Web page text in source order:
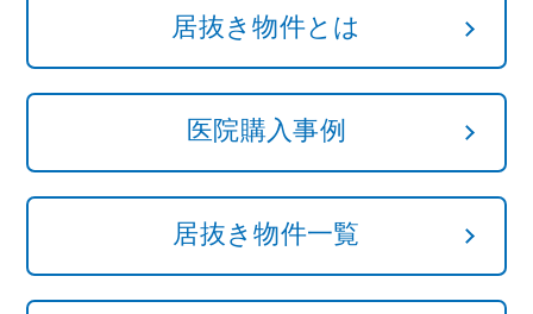
居抜き物件とは
医院購入事例
居抜き物件一覧